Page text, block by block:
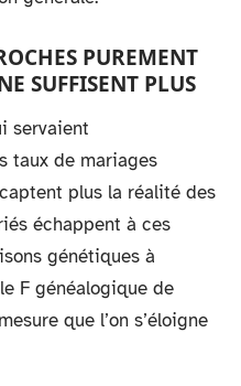
PUREMENT
SUFFISENT PLUS
servaient
taux de mariages
plus la réalité des
échappent à ces
génétiques à
F généalogique de
que l’on s’éloigne